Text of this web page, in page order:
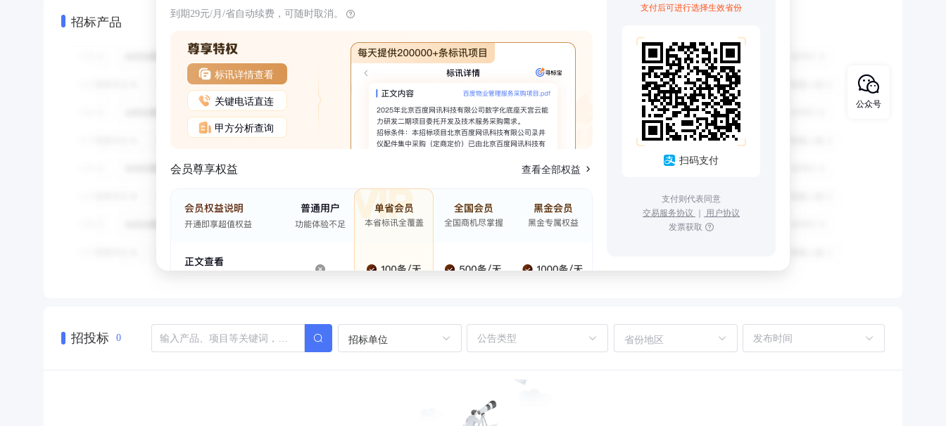
招标产品 到期29元/月/省自动续费，可随时取消。
标讯详情查看
关键电话直连
甲方分析查询
会员尊享权益 查看全部权益
支付后可进行选择生效省份
扫码支付
支付则代表同意
交易服务协议 ｜ 用户协议
发票获取
招投标 0 招标单位 省份地区
公众号